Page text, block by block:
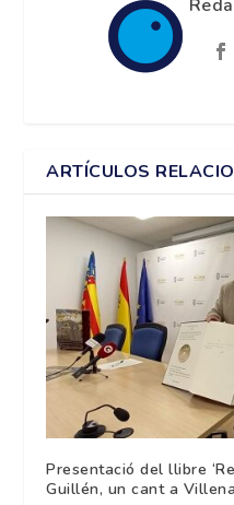
ARTÍCULOS
Presentació del llibre
Guillén, un cant a